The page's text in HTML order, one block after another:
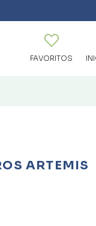
FAVORITOS
ARTEMIS